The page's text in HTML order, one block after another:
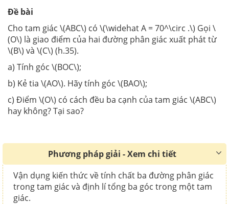
Đề bài
Cho tam giác \(ABC\) có \(\widehat A = 70^\circ .\) Gọi \
(O\) là giao điểm của hai đường phân giác xuất phát từ
\(B\) và \(C\) (h.35).
a) Tính góc \(BOC\);
b) Kẻ tia \(AO\). Hãy tính góc \(BAO\);
c) Điểm \(O\) có cách đều ba cạnh của tam giác \(ABC\)
hay không? Tại sao?
Phương pháp giải - Xem chi tiết
Vận dụng kiến thức về tính chất ba đường phân giác
trong tam giác và định lí tổng ba góc trong một tam
giác.